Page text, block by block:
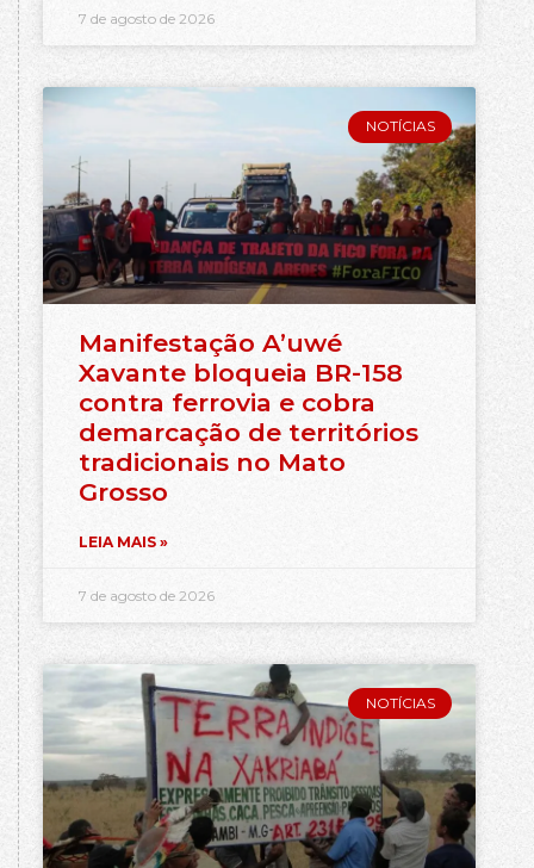
7 de agosto de 2026
NOTÍCIAS
Manifestação A’uwé
Xavante bloqueia BR-158
contra ferrovia e cobra
demarcação de territórios
tradicionais no Mato
Grosso
LEIA MAIS »
7 de agosto de 2026
NOTÍCIAS